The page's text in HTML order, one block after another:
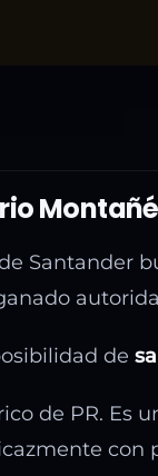
Santander
de
de PR. Es
con